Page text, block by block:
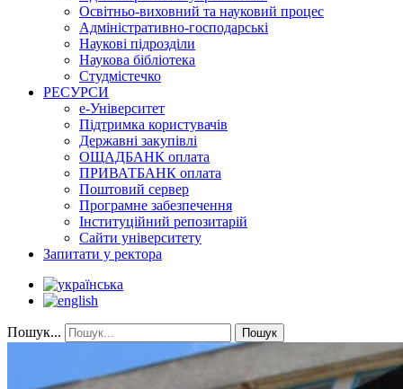
Освітньо-виховний та науковий процес
Адміністративно-господарські
Наукові підрозділи
Наукова бібліотека
Студмістечко
РЕСУРСИ
е-Університет
Підтримка користувачів
Державні закупівлі
ОЩАДБАНК оплата
ПРИВАТБАНК оплата
Поштовий сервер
Програмне забезпечення
Інституційний репозитарій
Сайти університету
Запитати у ректора
Пошук... Пошук